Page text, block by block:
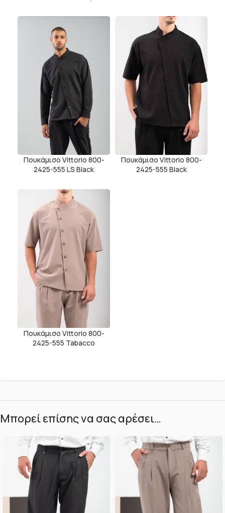
Πουκάμισο Vittorio 800-
2425-555 LS Black
Πουκάμισο Vittorio 800-
2425-555 Black
Πουκάμισο Vittorio 800-
2425-555 Tabacco
Μπορεί επίσης να σας αρέσει…